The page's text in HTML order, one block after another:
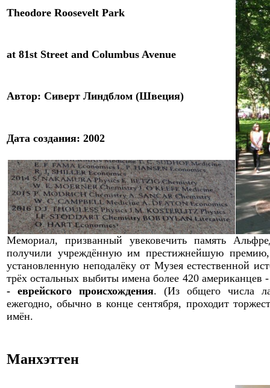
Theodore Roosevelt Park
at 81st Street and Columbus Avenue
Автор: Сиверт Линдблом (Швеция)
Дата создания: 2002
Мемориал, призванный увековечить память
получили учреждённую им престижнейшую премию,
установленную неподалёку от Музея естественной
трёхостальных выбиты имена более 420
- еврейского происхождения. (Из общего числа
ежегодно, обычно в конце сентября, проходит
имён.
Манхэттен